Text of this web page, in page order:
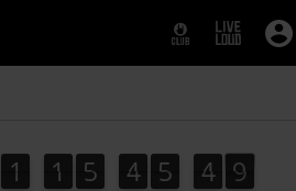
1
1 1
1 5
5 4
4 5
5 4
5
4 7
8
7
9
8